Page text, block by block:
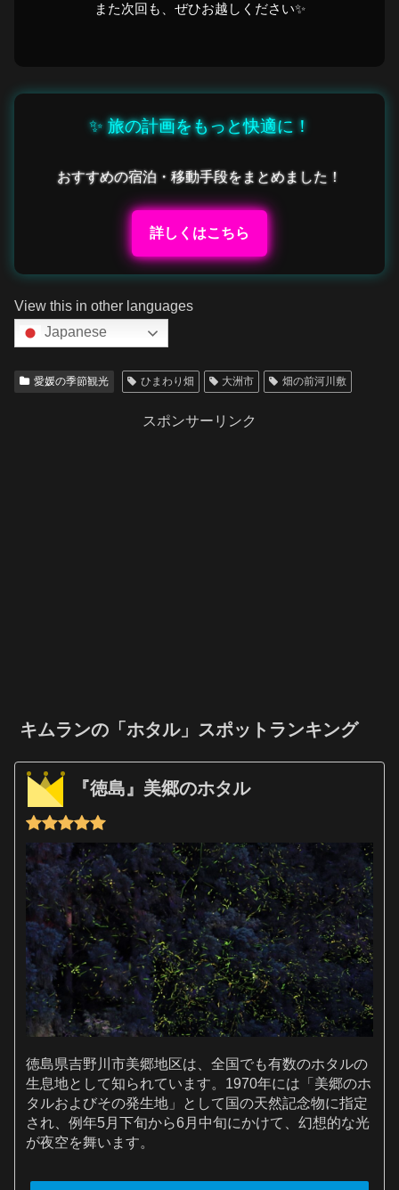
また次回も、ぜひお越しください✨
✨ 旅の計画をもっと快適に！
おすすめの宿泊・移動手段をまとめました！
詳しくはこちら
View this in other languages
Japanese
愛媛の季節観光 ひまわり畑 大洲市 畑の前河川敷
スポンサーリンク
キムランの「ホタル」スポットランキング
『徳島』美郷のホタル
徳島県吉野川市美郷地区は、全国でも有数のホタルの
生息地として知られています。1970年には「美郷のホ
タルおよびその発生地」として国の天然記念物に指定
され、例年5月下旬から6月中旬にかけて、幻想的な光
が夜空を舞います。